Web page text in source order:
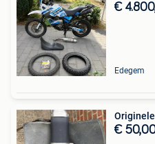
€
Edegem
€